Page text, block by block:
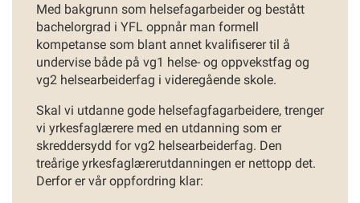
Med bakgrunn som helsefagarbeider og bestått
bachelorgrad i YFL oppnår man formell
kompetanse som blant annet kvalifiserer til å
undervise både på vg1 helse- og oppvekstfag og
vg2 helsearbeiderfag i videregående skole.
Skal vi utdanne gode helsefagfagarbeidere, trenger
vi yrkesfaglærere med en utdanning som er
skreddersydd for vg2 helsearbeiderfag. Den
treårige yrkesfaglærerutdanningen er nettopp det.
Derfor er vår oppfordring klar: